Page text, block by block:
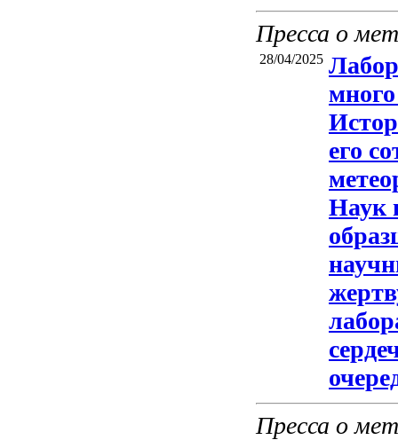
Пресса о
28/04/2025
его
Наук
Пресса о